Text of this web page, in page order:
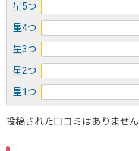
星5つ
星4つ
星3つ
星2つ
星1つ
投稿された口コミはありません